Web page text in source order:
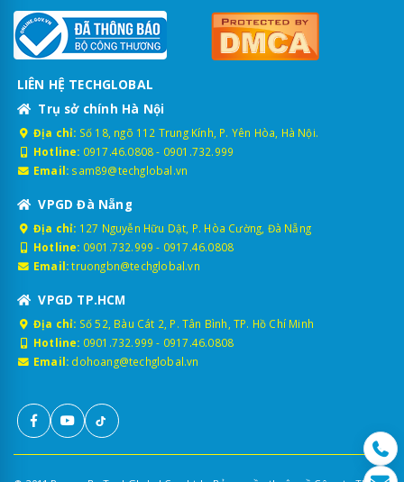
LIÊN HỆ TECHGLOBAL
Trụ sở chính Hà Nội
Địa chỉ: Số 18, ngõ 112 Trung Kính, P. Yên Hòa, Hà Nội.
Hotline: 0917.46.0808- 0901.732.999
Email: sam89@techglobal.vn
VPGD Đà Nẵng
Địa chỉ: 127 Nguyễn Hữu Dật, P. Hòa Cường, Đà Nẵng
Hotline: 0901.732.999 - 0917.46.0808
Email: truongbn@techglobal.vn
VPGD TP.HCM
Địa chỉ: Số 52, Bàu Cát 2, P. Tân Bình, TP. Hồ Chí Minh
Hotline: 0901.732.999 - 0917.46.0808
Email: dohoang@techglobal.vn